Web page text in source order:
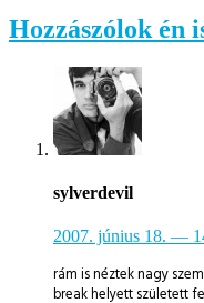
Hozzászólok én
sylverdevil
2007. június 18. —
rám is néztek nagy
break helyett született